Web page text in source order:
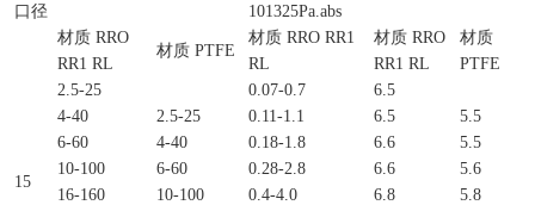
口径
101325Pa.abs
材质 RRO
RR1 RL
材质 PTFE
材质 RRO RR1
RL
材质 RRO
RR1 RL
材质
PTFE
15
2.5-25 0.07-0.7
6.5
4-40
2.5-25 0.11-1.1 6.5
5.5
6-60
4-40 0.18-1.8 6.6
5.5
10-100
6-60 0.28-2.8 6.6
5.6
16-160
10-100 0.4-4.0 6.8
5.8